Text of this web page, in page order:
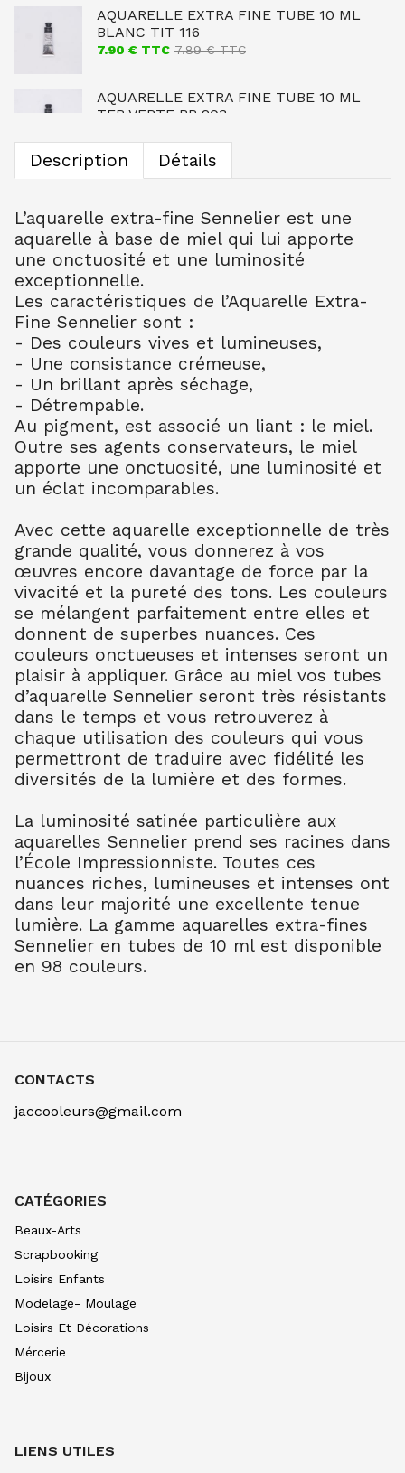
AQUARELLE EXTRA FINE TUBE 10 ML
BLANC TIT 116
7.90 € TTC 7.89€ TTC
AQUARELLE EXTRA FINE TUBE 10 ML
TER VERTE BR 203
AQUARELLE EXTRA FINE TUBE 10 ML
7.90€ TTC 7.89 € TTC
AQUARELLE EXTRA FINE TUBE 10 ML
BLEU CERULEUM 302
10.99€ TTC 10.99 € TTC
AQUARELLE EXTRA FINE TUBE 10 ML
BLEU COB FONC 309
10.99€ TTC 10.99€ TTC
AQUARELLE EXTRA FINE TUBE 10 ML
BLEU OUTR FR 314
8.80 € TTC 8.80€ TTC
AQUARELLE EXTRA FINE TUBE 10 ML
BLEU ROYAL 322
7.90€ TTC 7.89€ TTC
AQUARELLE EXTRA FINE TUBE 10 ML
TURQU PHTALO 341
8.80€ TTC 8.80 € TTC
AQUARELLE EXTRA FINE TUBE 10 ML
BLEU INDENTHR 395
10.00 € TTC
AQUARELLE EXTRA FINE TUBE 10 ML
TER OMB BR 202
7.90€ TTC 7.89€ TTC
AQUARELLE EXTRA FINE TUBE 10 ML
TER OMB NAT 205
7.90 € TTC 7.89€ TTC
AQUARELLE EXTRA FINE TUBE 10 ML
7.90€ TTC 7.89 € TTC
AQUARELLE EXTRA FINE TUBE 10 ML
TER SIEN BR 211
7.90€ TTC 7.89€ TTC
AQUARELLE EXTRA FINE TUBE 10 ML
TERRE VERT NAT 213
7.90 € TTC 7.89 € TTC
AQUARELLE EXTRA FINE TUBE 10 ML
BLEU COB VERIT 307
AQUARELLE EXTRA FINE TUBE 10 ML
7.90
BLEU OUTRE CL 312
AQUARELLE EXTRA FINE TUBE 10 ML
Description Détails
L’aquarelle extra-fine Sennelier est une
aquarelle à base de miel qui lui apporte
une onctuosité et une luminosité
exceptionnelle.
Les caractéristiques de l’Aquarelle Extra-
Fine Sennelier sont :
- Des couleurs vives et lumineuses,
- Une consistance crémeuse,
- Un brillant après séchage,
- Détrempable.
Au pigment, est associé un liant : le miel.
Outre ses agents conservateurs, le miel
apporte une onctuosité, une luminosité et
un éclat incomparables.
Avec cette aquarelle exceptionnelle de très
grande qualité, vous donnerez à vos
œuvres encore davantage de force par la
vivacité et la pureté des tons. Les couleurs
se mélangent parfaitement entre elles et
donnent de superbes nuances. Ces
couleurs onctueuses et intenses seront un
plaisir à appliquer. Grâce au miel vos tubes
d’aquarelle Sennelier seront très résistants
dans le temps et vous retrouverez à
chaque utilisation des couleurs qui vous
permettront de traduire avec fidélité les
diversités de la lumière et des formes.
La luminosité satinée particulière aux
aquarelles Sennelier prend ses racines dans
l’École Impressionniste. Toutes ces
nuances riches, lumineuses et intenses ont
dans leur majorité une excellente tenue
lumière. La gamme aquarelles extra-fines
Sennelier en tubes de 10 ml est disponible
en 98 couleurs.
CONTACTS
jaccooleurs@gmail.com
CATÉGORIES
Beaux-Arts
Scrapbooking
Loisirs Enfants
Modelage- Moulage
Loisirs Et Décorations
Mércerie
Bijoux
LIENS UTILES